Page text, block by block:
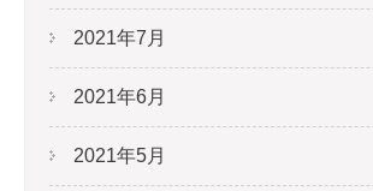
2021年7月
2021年6月
2021年5月